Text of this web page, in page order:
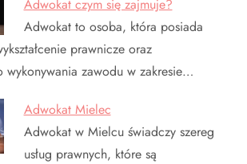
Adwokat czym się zajmuje?
Adwokat to osoba, która posiada
prawnicze oraz
wykonywania zawodu w zakresie…
Adwokat Mielec
Adwokat w Mielcu świadczy szereg
usług prawnych, które są